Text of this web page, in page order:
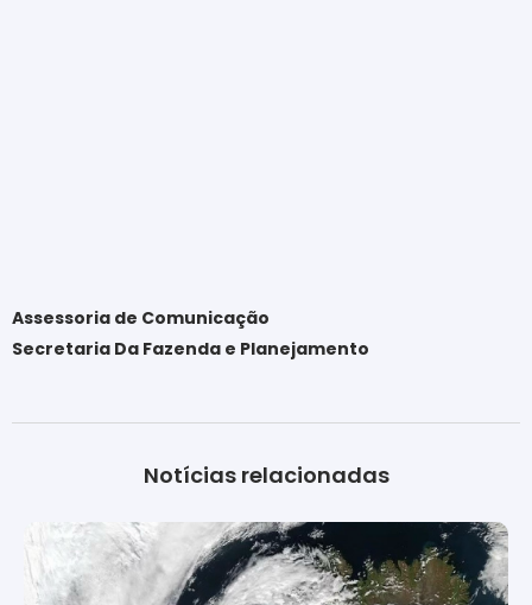
Assessoria de Comunicação
Secretaria Da Fazenda e Planejamento
Notícias relacionadas